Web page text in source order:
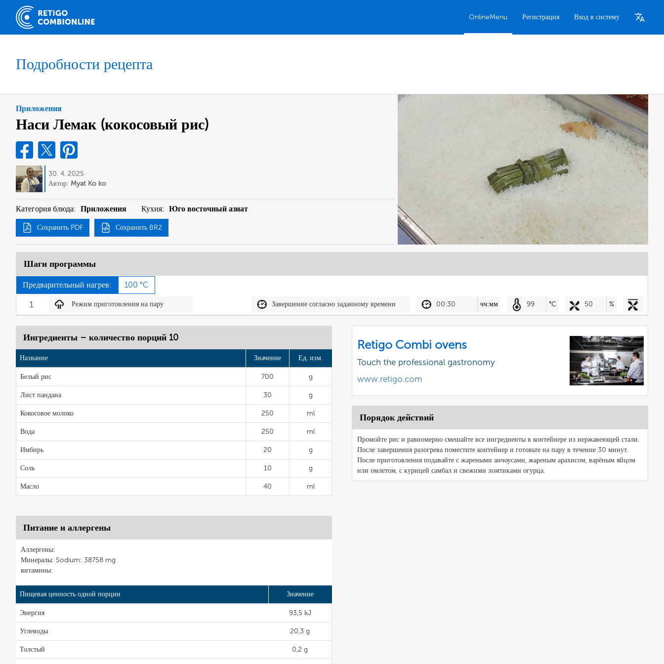
OnlineMenu Регистрация Вход в систему
Подробности рецепта
Приложения
Наси Лемак (кокосовый рис)
30. 4. 2025
Автор: Myat Ko ko
Категория блюда: Приложения Кухня: Юго восточный азиат
Сохранить PDF Сохранить BR2
Шаги программы
Предварительный нагрев: 100 °C
1 Режим приготовления на пару Завершение согласно заданному времени 00:30 чч:мм 99 °C 50 %
Ингредиенты – количество порций 10
Название Значение Ед. изм.
Белый рис 700 g
Лист пандана 30 g
Кокосовое молоко 250 ml
Вода 250 ml
Имбирь 20 g
Соль 10 g
Масло 40 ml
Питание и аллергены
Аллергены:
Минералы: Sodium: 38758 mg
витамины:
Пищевая ценность одной порции Значение
Энергия 93,5 kJ
Углеводы 20,3 g
Толстый 0,2 g
Retigo Combi ovens
Touch the professional gastronomy
www.retigo.com
Порядок действий
Промойте рис и равномерно смешайте все ингредиенты в контейнере из нержавеющей стали.
После завершения разогрева поместите контейнер и готовьте на пару в течение 30 минут.
После приготовления подавайте с жареными анчоусами, жареным арахисом, варёным яйцом
или омлетом, с курицей самбал и свежими ломтиками огурца.